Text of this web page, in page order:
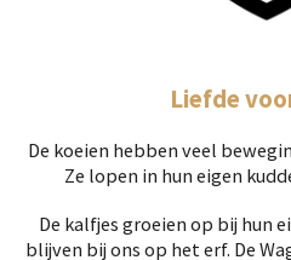
Liefde
De koeien hebben veel
Ze lopen in hun eigen
De kalfjes groeien op bij hun
blijven bij ons op het erf. De